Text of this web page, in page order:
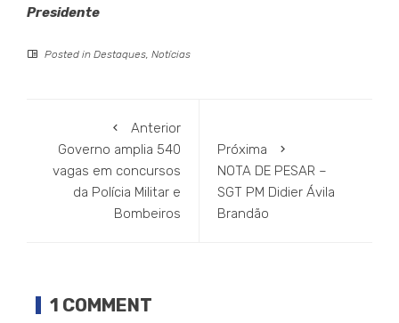
Presidente
Posted in Destaques Notícias
Anterior
Governo amplia 540
vagas em concursos
da Polícia Militar e
Bombeiros
Próxima
NOTA DE PESAR –
SGT PM Didier Ávila
Brandão
1 COMMENT